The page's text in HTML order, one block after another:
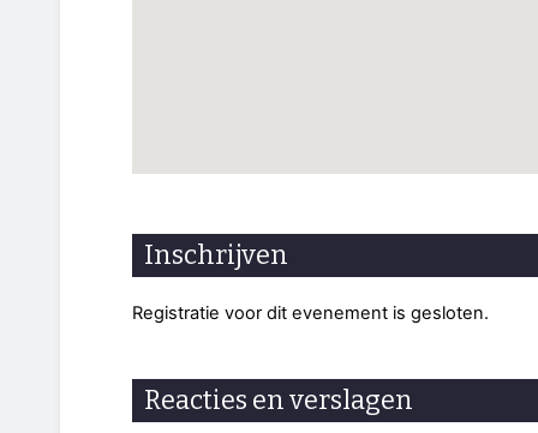
Inschrijven
Registratie voor dit evenement is gesloten.
Reacties en verslagen